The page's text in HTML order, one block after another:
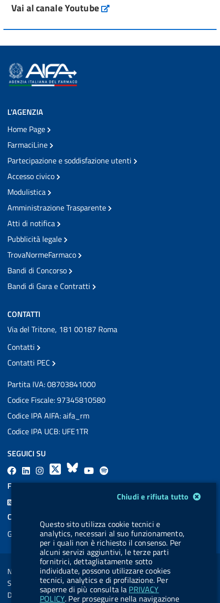
Vai al canale Youtube
Chiudi e rifiuta tutto
Questo sito utilizza cookie tecnici e
analytics, necessari al suo funzionamento,
per i quali non è richiesto il consenso. Per
alcuni servizi aggiuntivi, le terze parti
fornitrici, dettagliatamente sotto
individuate, possono utilizzare cookies
tecnici, analytics e di profilazione. Per
saperne di più consulta la PRIVACY
POLICY. Per proseguire nella navigazione
L'AGENZIA
Home Page
FarmaciLine
Partecipazione e soddisfazione utenti
Accesso civico
Modulistica
Amministrazione Trasparente
Atti di notifica
Pubblicità legale
TrovaNormeFarmaco
Bandi di Concorso
Bandi di Gara e Contratti
CONTATTI
Via del Tritone, 181 00187 Roma
Contatti
Contatti PEC
Partita IVA: 08703841000
Codice Fiscale: 97345810580
Codice IPA AIFA: aifa_rm
Codice IPA UCB: UFE1TR
SEGUICI SU
F
a
L
i
a
l
.
b
u
t
t
X
B
l
s
k
y
Y
o
u
b
e
l
a
l
.
b
u
t
t
FEED RSS
COOKIES
Gestione cookie
Sezione Link Utili
Note legali
Social Media Policy
Dichiarazione di accessibilità